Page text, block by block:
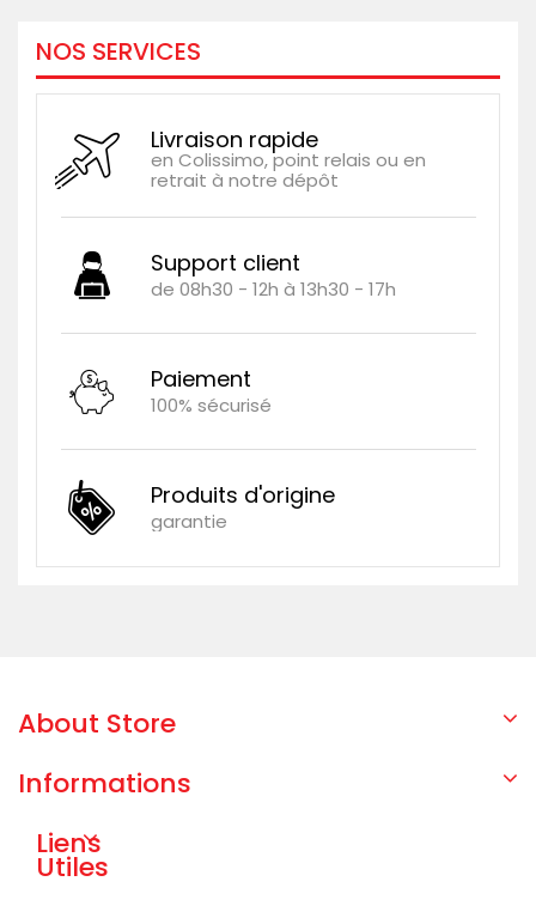
NOS SERVICES
Livraison rapide
en Colissimo, point relais ou en
retrait à notre dépôt
Support client
de 08h30 - 12h à 13h30 - 17h
Paiement
100% sécurisé
Produits d'origine
garantie
About Store
Informations
Liens
Utiles